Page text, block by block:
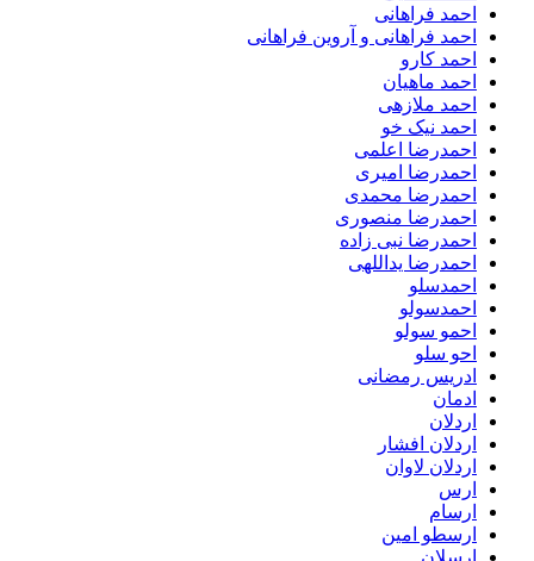
احمد فراهانی
احمد فراهانی و آروین فراهانی
احمد کارو
احمد ماهیان
احمد ملازهی
احمد نیک خو
احمدرضا اعلمی
احمدرضا امیری
احمدرضا محمدی
احمدرضا منصوری
احمدرضا نبی زاده
احمدرضا یداللهی
احمدسلو
احمدسولو
احمو سولو
احو سلو
ادریس رمضانی
ادمان
اردلان
اردلان افشار
اردلان لاوان
ارس
ارسام
ارسطو امین
ارسلان